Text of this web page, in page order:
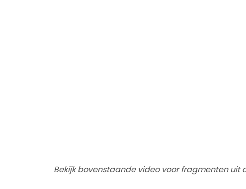
Bekijk bovenstaande video voor fragmenten uit